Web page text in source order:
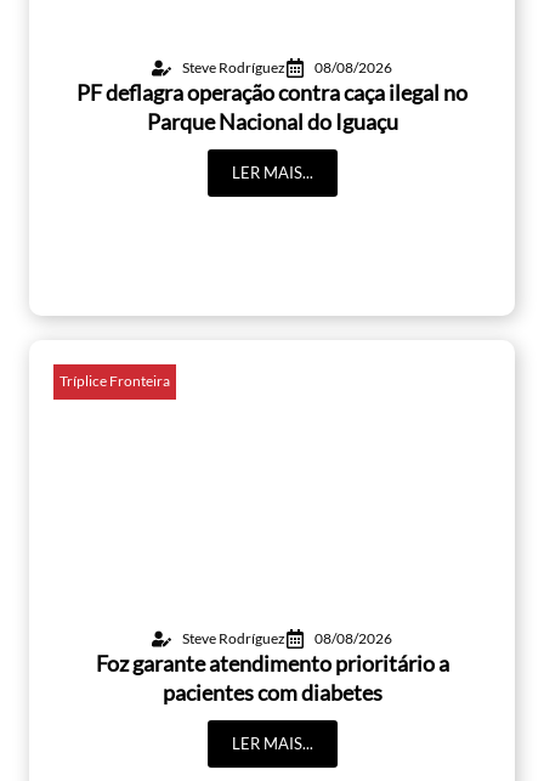
Steve Rodríguez 08/08/2026
PF deflagra operação contra caça ilegal no
Parque Nacional do Iguaçu
LER MAIS...
Tríplice Fronteira
Steve Rodríguez 08/08/2026
Foz garante atendimento prioritário a
pacientes com diabetes
LER MAIS...